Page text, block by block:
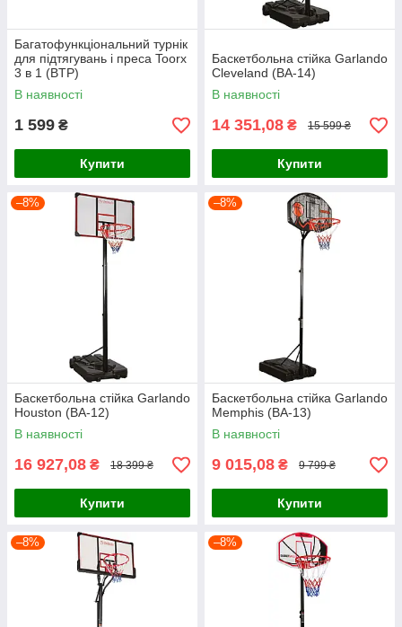
Багатофункціональний турнік
для підтягувань і преса Toorx
3 в 1 (BTP)
В наявності
1 599 ₴
Купити
Баскетбольна стійка Garlando
Cleveland (BA-14)
В наявності
14 351,08 ₴ 15 599 ₴
Купити
–8%
Баскетбольна стійка Garlando
Houston (BA-12)
В наявності
16 927,08 ₴ 18 399 ₴
Купити
–8%
Баскетбольна стійка Garlando
Memphis (BA-13)
В наявності
9 015,08 ₴ 9 799 ₴
Купити
–8% –8%